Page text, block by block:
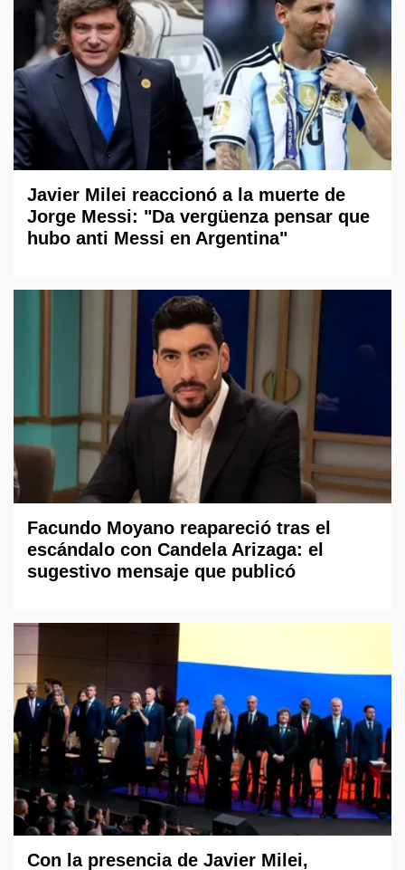
Javier Milei reaccionó a la muerte de
Jorge Messi: "Da vergüenza pensar que
hubo anti Messi en Argentina"
Facundo Moyano reapareció tras el
escándalo con Candela Arizaga: el
sugestivo mensaje que publicó
Con la presencia de Javier Milei,